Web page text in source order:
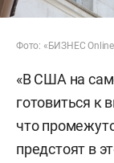
Фото: «БИЗНЕС
«В США на
готовиться к
что
предстоят в